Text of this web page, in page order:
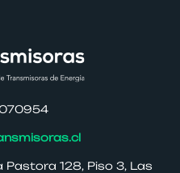
128, Piso 3, Las